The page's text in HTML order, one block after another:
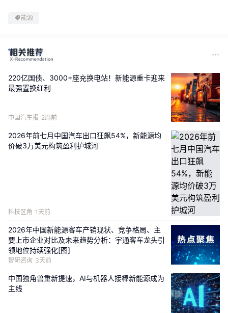
从实际运营视角来看，新能源商用车车船税依据车型定
额与整备质量逐年征收，单车每年新增税费虽不算高，
但对于规模化运营的物流企业而言，这笔支出将在全生
命周期内持续累积，形成不可忽视的固定成本增量，进
而拉低新能源车型的综合性价比。
以城市配送领域主流的4.2米新能源轻卡为例，单车每
年新增税费约数百元；干线电动重卡、大中型新能源客
车年度税负涨幅可达千元级别。对于拥有数十辆运力的
中小车队而言，这笔长期累积的成本压力不容小觑。
更棘手的是，当前公路物流市场运价传导渠道并不通
畅，成本压力只能自行消化。受此影响，不少原本计划
年内购置新能源商用车的经营主体，已暂缓购车节奏。
“从前即便回本周期稍长，大家也愿意尝试新能源货
车；如今凭空多出一笔固定支出，不少观望客户很可能
能源
220亿国债、3000+座充换电站！新能源重卡迎来
最强置换红利
中国汽车报 2周前
2026年前七月中国汽车出口狂飙54%，新能源均
价破3万美元构筑盈利护城河
科技区角 1天前
2026年中国新能源客车产销现状、竞争格局、主
要上市企业对比及未来趋势分析：宇通客车龙头引
领地位持续强化[图]
智研咨询 3天前
中国独角兽重新提速，AI与机器人接棒新能源成为
主线